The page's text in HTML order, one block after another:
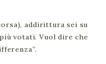
addirittura sei su
votati. Vuol dire che